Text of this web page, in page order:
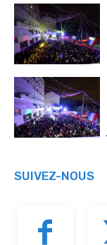
SUIVEZ-NOUS